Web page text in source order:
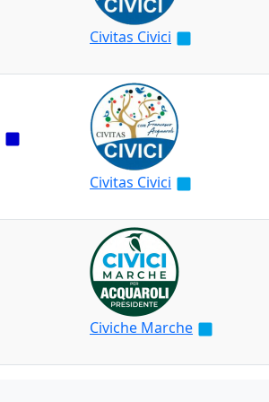
Civitas Civici
Civitas Civici
Civiche Marche